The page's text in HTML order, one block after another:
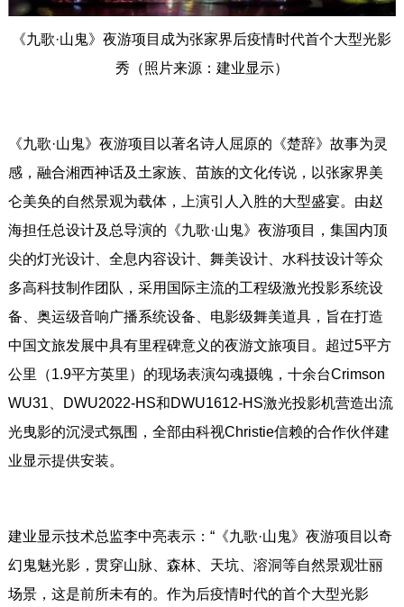
《九歌·山鬼》夜游项目成为张家界后疫情时代首个大型光影
秀（照片来源：建业显示）
《九歌·山鬼》夜游项目以著名诗人屈原的《楚辞》故事为灵
感，融合湘西神话及土家族、苗族的文化传说，以张家界美
仑美奂的自然景观为载体，上演引人入胜的大型盛宴。由赵
海担任总设计及总导演的《九歌·山鬼》夜游项目，集国内顶
尖的灯光设计、全息内容设计、舞美设计、水科技设计等众
多高科技制作团队，采用国际主流的工程级激光投影系统设
备、奥运级音响广播系统设备、电影级舞美道具，旨在打造
中国文旅发展中具有里程碑意义的夜游文旅项目。超过5平方
公里（1.9平方英里）的现场表演勾魂摄魄，十余台Crimson
WU31、DWU2022-HS和DWU1612-HS激光投影机营造出流
光曳影的沉浸式氛围，全部由科视Christie信赖的合作伙伴建
业显示提供安装。
建业显示技术总监李中亮表示：“《九歌·山鬼》夜游项目以奇
幻鬼魅光影，贯穿山脉、森林、天坑、溶洞等自然景观壮丽
场景，这是前所未有的。作为后疫情时代的首个大型光影